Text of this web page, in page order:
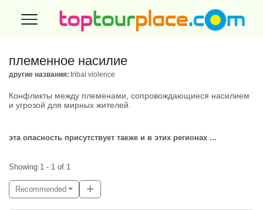
племенное насилие
другие названия: tribal violence
Конфликты между племенами, сопровождающиеся насилием
и угрозой для мирных жителей.
эта опасность присутствует также и в этих регионах ...
Showing 1 - 1 of 1
Recommended